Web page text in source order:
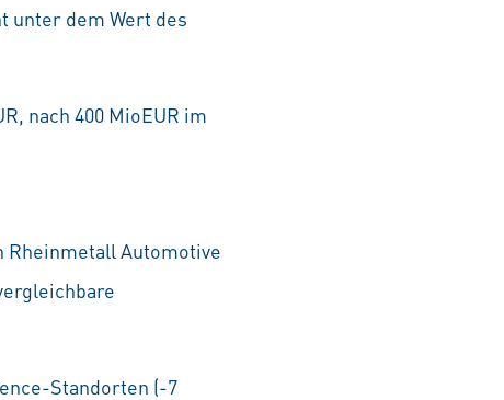
unter dem Wert des
nach 400 MioEUR im
Rheinmetall Automotive
Standorten (-7